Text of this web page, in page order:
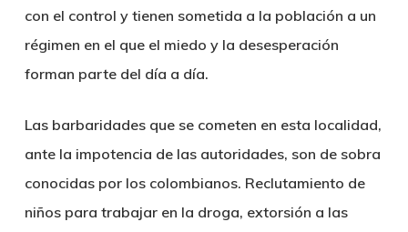
con el control y tienen sometida a la población a un
régimen en el que el miedo y la desesperación
forman parte del día a día.
Las barbaridades que se cometen en esta localidad,
ante la impotencia de las autoridades, son de sobra
conocidas por los colombianos. Reclutamiento de
niños para trabajar en la droga, extorsión a las